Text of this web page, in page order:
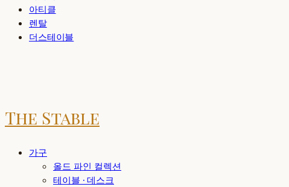
아티클
렌탈
더스테이블
The Stable
가구
올드 파인 컬렉션
테이블 · 데스크